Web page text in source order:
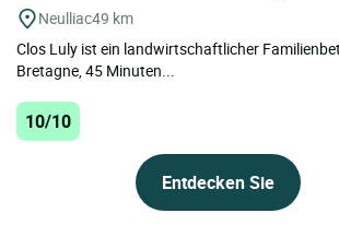
Neulliac49 km
Clos Luly ist ein landwirtschaftlicher
Bretagne, 45 Minuten...
10/10
Entdecken Sie